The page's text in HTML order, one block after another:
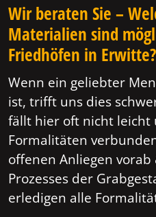
Wir beraten Sie –
Materialien sind
Friedhöfen in Erwitte?
Wenn ein geliebter
ist, trifft uns dies
fällt hier oft nicht leicht
Formalitäten
offenen Anliegen
Prozesses der
erledigen alle